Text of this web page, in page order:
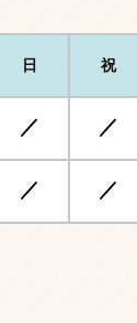
日 祝
／ ／
／ ／